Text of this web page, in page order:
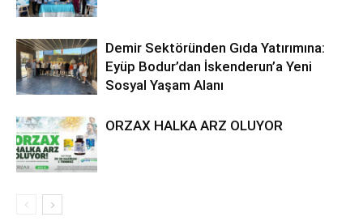
Demir Sektöründen Gıda Yatırımına:
Eyüp Bodur’dan İskenderun’a Yeni
Sosyal Yaşam Alanı
ORZAX HALKA ARZ OLUYOR